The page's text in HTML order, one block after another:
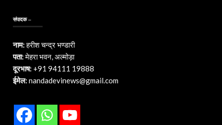
संपादक –
नाम:हरीश चन्द्र भण्डारी
पता:मेहरा भवन, अल्मोड़ा
दूरभाष: +91 94111 19888
ईमेल:nandadevinews@gmail.com